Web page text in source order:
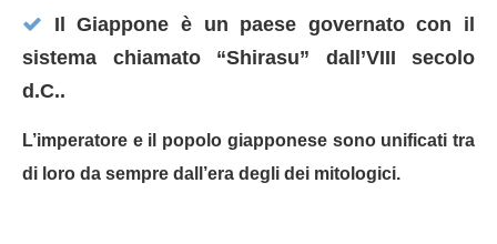
Il Giappone è un paese governato con il
sistema chiamato “Shirasu” dall’VIII secolo
d.C..
L’imperatore e il popolo giapponese sono unificati tra
di loro da sempre dall’era degli dei mitologici.